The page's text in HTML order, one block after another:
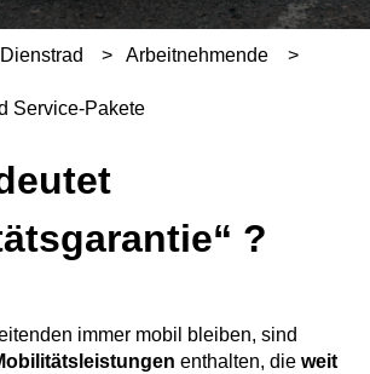
Arbeitnehmende
Service-Pakete
?
immer mobil bleiben, sind
enthalten, die weit